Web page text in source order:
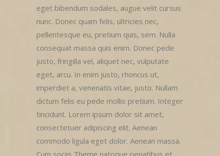
eget bibendum sodales, augue velit cursus
nunc. Donec quam felis, ultricies nec,
pellentesque eu, pretium quis, sem. Nulla
consequat massa quis enim. Donec pede
justo, fringilla vel, aliquet nec, vulputate
eget, arcu. In enim justo, rhoncus ut,
imperdiet a, venenatis vitae, justo. Nullam
dictum felis eu pede mollis pretium. Integer
tincidunt. Lorem ipsum dolor sit amet,
consectetuer adipiscing elit. Aenean
commodo ligula eget dolor. Aenean massa.
Cum sociis Theme natoque penatibus et